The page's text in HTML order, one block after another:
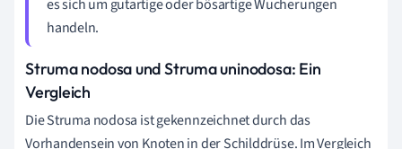
es sich um gutartige oder bösartige Wucherungen
handeln.
Struma nodosa und Struma uninodosa: Ein
Vergleich
Die Struma nodosa ist gekennzeichnet durch das
Vorhandensein von Knoten in der Schilddrüse. Im Vergleich